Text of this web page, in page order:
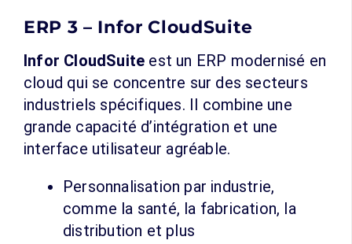
ERP 3 – Infor CloudSuite
Infor CloudSuite est un ERP modernisé en
cloud qui se concentre sur des secteurs
industriels spécifiques. Il combine une
grande capacité d’intégration et une
interface utilisateur agréable.
Personnalisation par industrie,
comme la santé, la fabrication, la
distribution et plus